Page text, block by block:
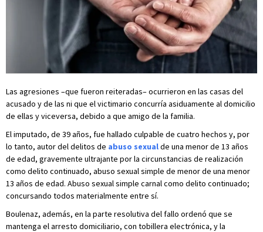
Las agresiones –que fueron reiteradas– ocurrieron en las casas del
acusado y de las ni que el victimario concurría asiduamente al domicilio
de ellas y viceversa, debido a que amigo de la familia.
El imputado, de 39 años, fue hallado culpable de cuatro hechos y, por
lo tanto, autor del delitos de abuso sexualde una menor de 13 años
de edad, gravemente ultrajante por la circunstancias de realización
como delito continuado, abuso sexual simple de menor de una menor
13 años de edad. Abuso sexual simple carnal como delito continuado;
concursando todos materialmente entre sí.
Boulenaz, además, en la parte resolutiva del fallo ordenó que se
mantenga el arresto domiciliario, con tobillera electrónica, y la